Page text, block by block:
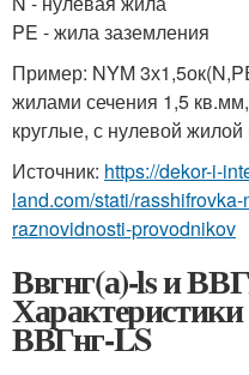
PE - жила заземления
Пример: NYM
жилами сечения 1,5
круглые, с нулевой
Источник: https://dekor-i-
land.com/stati/
raznovidnosti-provodnikov
Ввгнг(а)-ls и
Характеристики
ВВГнг-LS